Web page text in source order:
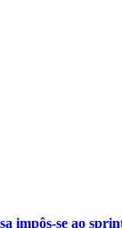
impôs-se ao